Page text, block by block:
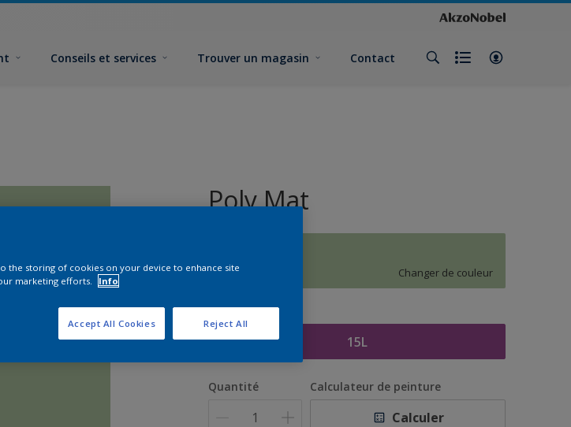
Conseils et services Trouver un magasin Contact
Poly Mat
Changer de couleur
15L
Quantité Calculateur de peinture
Calculer
the storing of cookies on your device to enhance site
marketing efforts.
Info
Reject All
Accept All Cookies